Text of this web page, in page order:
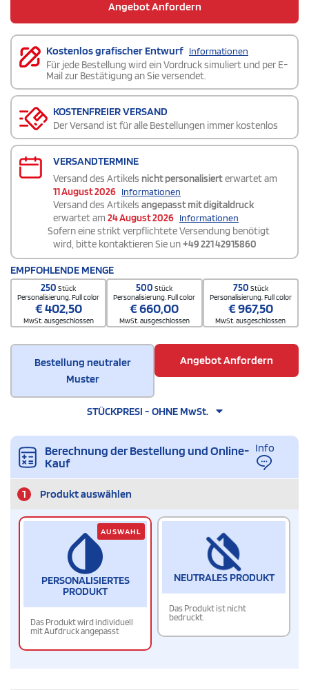
Angebot Anfordern
Kostenlos grafischer Entwurf Informationen
Für jede Bestellung wird ein Vordruck simuliert und per E-
Mail zur Bestätigung an Sie versendet.
KOSTENFREIER VERSAND
Der Versand ist für alle Bestellungen immer kostenlos
VERSANDTERMINE
Versand des Artikels nicht personalisierterwartet am
11 August 2026 Informationen
Versand des Artikels angepasst mit digitaldruck
erwartet am 24 August 2026 Informationen
Sofern eine strikt verpflichtete Versendung benötigt
wird, bitte kontaktieren Sie un+49 221 42915860
EMPFOHLENDE MENGE
250Stück
Personalisierung. Full color
€402,50
MwSt. ausgeschlossen
500Stück
Personalisierung. Full color
€660,00
MwSt. ausgeschlossen
750 Stück
Personalisierung. Full color
€967,50
MwSt. ausgeschlossen
Bestellung neutraler
Muster
Angebot Anfordern
STÜCKPRESI - OHNE MwSt.
Berechnung der Bestellung und Online-
Kauf
Info
1 Produkt auswählen
PERSONALISIERTES
PRODUKT
Das Produkt wird individuell
mit Aufdruck angepasst
AUSWAHL
NEUTRALES PRODUKT
Das Produkt ist nicht
bedruckt.